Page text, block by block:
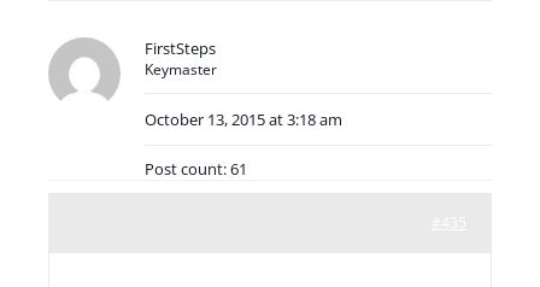
FirstSteps
Keymaster
October 13, 2015 at 3:18 am
Post count: 61